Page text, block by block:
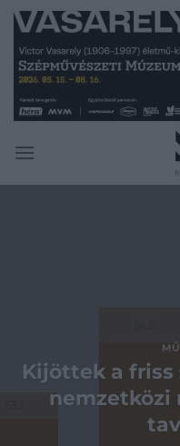
Skip
content
Kijöttek a friss
nemzetközi